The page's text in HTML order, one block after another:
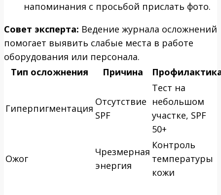
напоминания с просьбой прислать фото.
Совет эксперта: Ведение журнала осложнений
помогает выявить слабые места в работе
оборудования или персонала.
Тип осложнения
Причина
Гиперпигментация
Отсутствие
SPF
Тест на
небольшом
участке, SPF
50+
Ожог
Чрезмерная
энергия
Контроль
температуры
кожи